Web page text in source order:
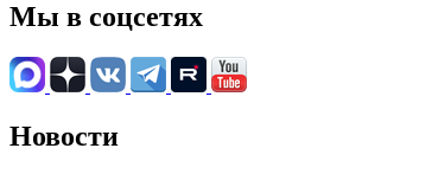
Мы в соцсетях
Новости